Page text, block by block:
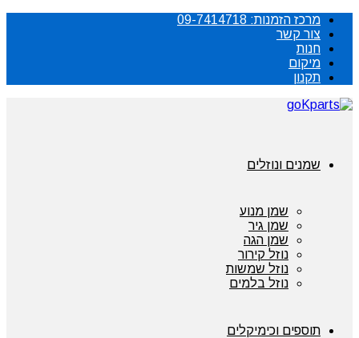
מרכז הזמנות: 09-7414718
צור קשר
חנות
מיקום
תקנון
שמנים ונוזלים
שמן מנוע
שמן גיר
שמן הגה
נוזל קירור
נוזל שמשות
נוזל בלמים
תוספים וכימיקלים